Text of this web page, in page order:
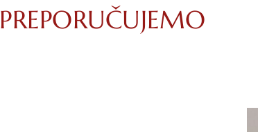
PREPORUČUJEMO